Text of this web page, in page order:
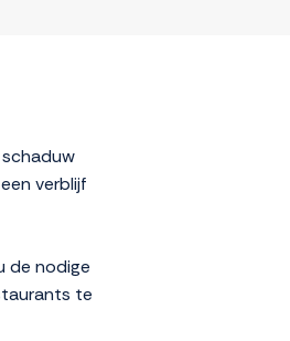
verblijf
de nodige
te